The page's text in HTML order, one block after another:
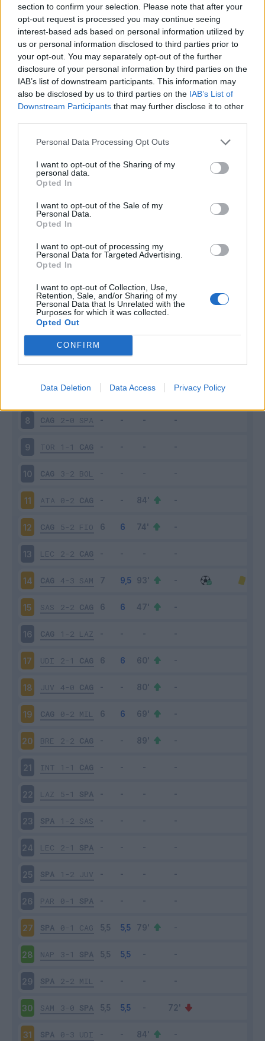
section to confirm your selection. Please note that after your
opt-out request is processed you may continue seeing
interest-based ads based on personal information utilized by
us or personal information disclosed to third parties prior to
your opt-out. You may separately opt-out of the further
disclosure of your personal information by third parties on the
IAB’s list of downstream participants. This information may
also be disclosed by us to third parties on the IAB’s List of
Downstream Participants that may further disclose it to other
Personal Data Processing Opt Outs
I want to opt-out of the Sharing of my
personal data.
Opted In
I want to opt-out of the Sale of my
Personal Data.
Opted In
I want to opt-out of processing my
Personal Data for Targeted Advertising.
Opted In
I want to opt-out of Collection, Use,
Retention, Sale, and/or Sharing of my
Personal Data that Is Unrelated with the
Purposes for which it was collected.
Opted Out
CONFIRM
Data Deletion Data Access Privacy Policy
13 - 34
Squalificato 0 - 0%
Infortunato 0 - 0
Inutilizzato 19 - 50%
Scarica riepilogo
stagionale
Giornata Entrato Bonus/Malus
CAG 1-2 INT
PAR 1-3 CAG
CAG 3-1 GEN
0-1 CAG
6 CAG 1-1 VER
ROM 1-1 CAG
8 CAG 2-0 SPA
9 TOR 1-1 CAG
10 CAG 3-2 BOL
11 ATA 0-2 CAG
12 CAG 5-2 FIO
13 LEC 2-2 CAG
14 CAG 4-3 SAM
15 SAS 2-2 CAG
16 CAG 1-2 LAZ
17 UDI 2-1 CAG
18 JUV 4-0 CAG
19 CAG 0-2 MIL
20 BRE 2-2 CAG
21 INT 1-1 CAG
22 LAZ 5-1 SPA
23 SPA 1-2 SAS
24 LEC 2-1 SPA
25 SPA 1-2 JUV
26 PAR 0-1 SPA
27 SPA 0-1 CAG
28 NAP 3-1 SPA
29 SPA 2-2 MIL
30 SAM 3-0 SPA
31 SPA 0-3 UDI